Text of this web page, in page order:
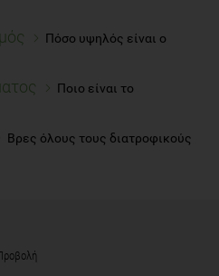
Πόσο υψηλός είναι ο
Ποιο είναι το
Βρες όλους τους διατροφικούς